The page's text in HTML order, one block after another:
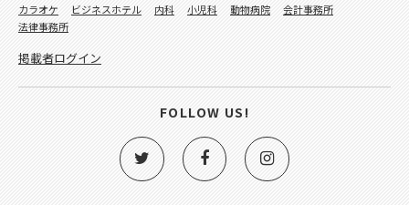
カラオケ
ビジネスホテル 内科 小児科 動物病院
会計事務所
法律事務所
掲載者ログイン
FOLLOW US!